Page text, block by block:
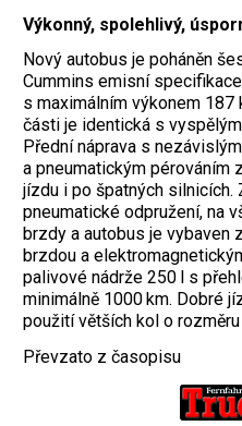
Výkonný, spolehlivý,
Nový autobus je poháněn
Cummins emisní
s maximálním výkonem
části je identická s
Přední náprava s
a pneumatickým pérováním
jízdu i po špatných silnicích.
pneumatické odpružení, na
brzdy a autobus je vybaven
brzdou a
palivové nádrže 250 l s
minimálně 1000 km. Dobré
použití větších kol o
Převzato z časopisu